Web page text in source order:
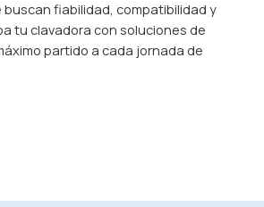
fiabilidad, compatibilidad y
tu clavadora con soluciones de
partido a cada jornada de